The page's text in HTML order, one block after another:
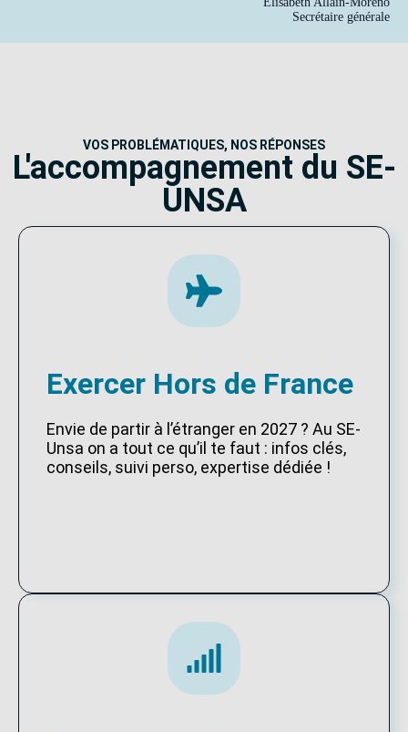
Secrétaire générale
VOS PROBLÉMATIQUES, NOS RÉPONSES
L'accompagnement du SE-
UNSA
Exercer Hors de France
Envie de partir à l’étranger en 2027 ? Au SE-
Unsa on a tout ce qu’il te faut : infos clés,
conseils, suivi perso, expertise dédiée !